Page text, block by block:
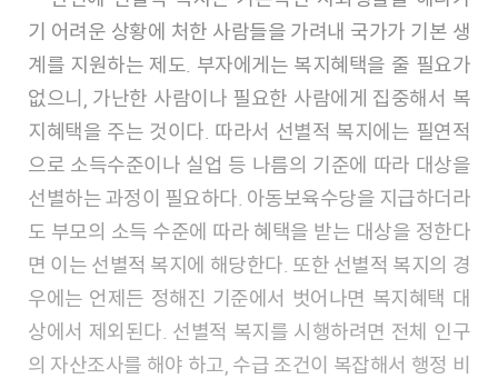
기 어려운 상황에 처한 사람들을 가려내 국가가 기본 생
계를 지원하는 제도. 부자에게는 복지혜택을 줄 필요가
없으니, 가난한 사람이나 필요한 사람에게 집중해서 복
지혜택을 주는 것이다. 따라서 선별적 복지에는 필연적
으로 소득수준이나 실업 등 나름의 기준에 따라 대상을
선별하는 과정이 필요하다. 아동보육수당을 지급하더라
도 부모의 소득 수준에 따라 혜택을 받는 대상을 정한다
면 이는 선별적 복지에 해당한다. 또한 선별적 복지의 경
우에는 언제든 정해진 기준에서 벗어나면 복지혜택 대
상에서 제외된다. 선별적 복지를 시행하려면 전체 인구
의 자산조사를 해야 하고, 수급 조건이 복잡해서 행정 비